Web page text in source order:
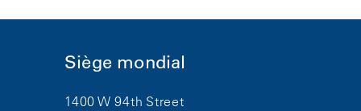
Siège mondial
1400 W 94th Street